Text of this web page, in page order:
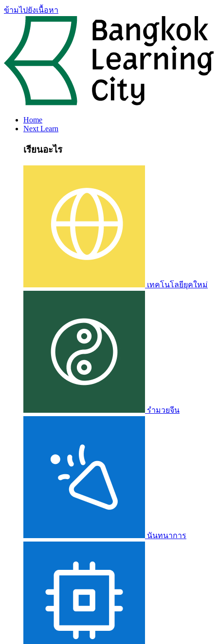
ข้ามไปยังเนื้อหา
Home
Next Learn
เรียนอะไร
เทคโนโลยียุคใหม่
รำมวยจีน
นันทนาการ